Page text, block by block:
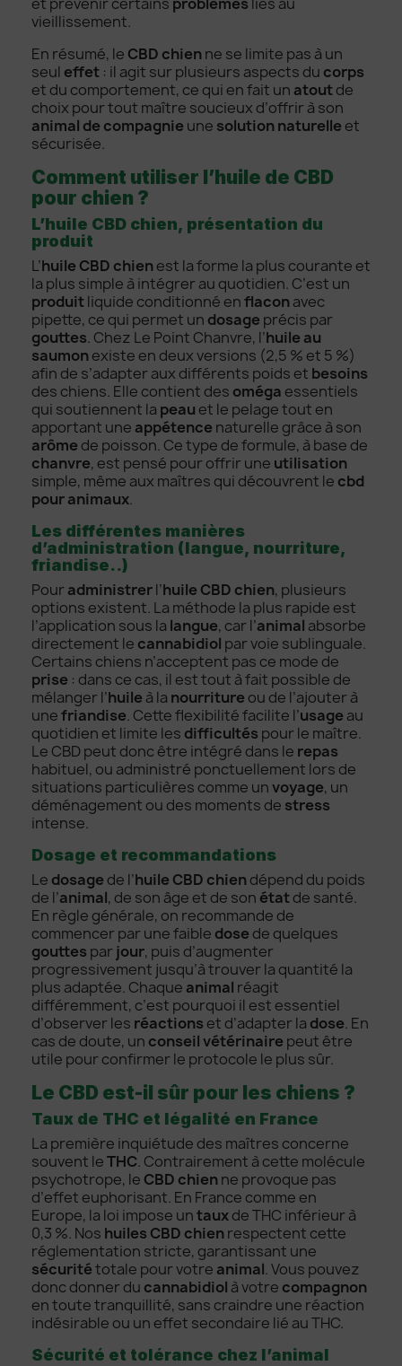
vieillissement.
En résumé, le CBD chienne se limite pas à un
seul effet : il agit sur plusieurs aspects du corps
et du comportement, ce qui en fait un atoutde
choix pour tout maître soucieux d’offrir à son
animal de compagnie une solution naturelle et
sécurisée.
Comment utiliser l’huile de CBD
pour chien ?
L’huile CBD chien, présentation du
produit
L’huile CBD chienest la forme la plus courante et
la plus simple à intégrer au quotidien. C’est un
produitliquide conditionné enflaconavec
pipette, ce qui permet un dosage précis par
gouttes. Chez Le Point Chanvre, l’huile au
saumonexiste en deux versions (2,5 % et 5 %)
afin de s’adapter aux différents poids et besoins
des chiens. Elle contient des oméga essentiels
qui soutiennent la peau et le pelage tout en
apportant une appétence naturelle grâce à son
arôme de poisson. Ce type de formule, à base de
chanvre, est pensé pour offrir une utilisation
simple, même aux maîtres qui découvrent le cbd
pour animaux.
Les différentes manières
d’administration (langue, nourriture,
friandise..)
Pour administrerl’huile CBD chien, plusieurs
options existent. La méthode la plus rapide est
l’application sous la langue, car l’animal absorbe
directement le cannabidiol par voie sublinguale.
Certains chiens n’acceptent pas ce mode de
prise : dans ce cas, il est tout à fait possible de
mélanger l’huile à la nourriture ou de l’ajouter à
unefriandise. Cette flexibilité facilite l’usage au
quotidien et limite les difficultés pour le maître.
Le CBD peut donc être intégré dans le repas
habituel, ou administré ponctuellement lors de
situations particulières comme unvoyage, un
déménagement ou des moments de stress
intense.
Dosage et recommandations
Le dosage de l’huile CBD chiendépend du poids
de l’animal, de son âge et de son étatde santé.
En règle générale, on recommande de
commencer par une faible dose de quelques
gouttes par jour, puis d’augmenter
progressivement jusqu’à trouver la quantité la
plus adaptée. Chaque animal réagit
différemment, c’est pourquoi il est essentiel
d’observer les réactions et d’adapter la dose. En
cas de doute, un conseil vétérinaire peut être
utile pour confirmer le protocole le plus sûr.
Le CBD est-il sûr pour les chiens ?
Taux de THC et légalité en France
La première inquiétude des maîtres concerne
souvent leTHC. Contrairement à cette molécule
psychotrope, le CBD chienne provoque pas
d’effet euphorisant. En France comme en
Europe, la loi impose untauxde THC inférieur à
0,3 %. Nos huiles CBD chienrespectent cette
réglementation stricte, garantissant une
sécuritétotale pour votre animal. Vous pouvez
donc donner du cannabidiol à votre compagnon
en toute tranquillité, sans craindre une réaction
indésirable ou un effet secondaire lié au THC.
Sécurité et tolérance chez l’animal